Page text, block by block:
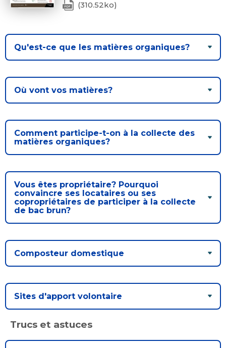
(310.52ko)
Qu'est-ce que les matières organiques?
Où vont vos matières?
Comment participe-t-on à la collecte des
matières organiques?
Vous êtes propriétaire? Pourquoi
convaincre ses locataires ou ses
copropriétaires de participer à la collecte
de bac brun?
Composteur domestique
Sites d'apport volontaire
Trucs et astuces